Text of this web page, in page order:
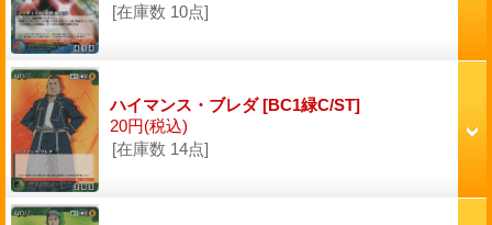
[在庫数 10点]
ハイマンス・ブレダ[BC1緑C/ST]
20円(税込)
[在庫数 14点]